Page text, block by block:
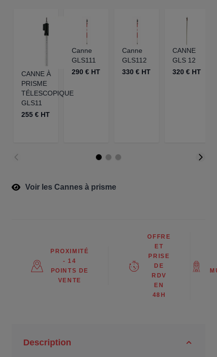
CANNE À
PRISME
TÉLESCOPIQUE
GLS11
255 € HT
Canne
GLS111
290 € HT
Canne
GLS112
330 € HT
CANNE
GLS 12
320 € HT
Voir les Cannes à prisme
PROXIMITÉ
- 14
POINTS DE
VENTE
OFFRE
ET
PRISE
DE
RDV
EN
48H
Description